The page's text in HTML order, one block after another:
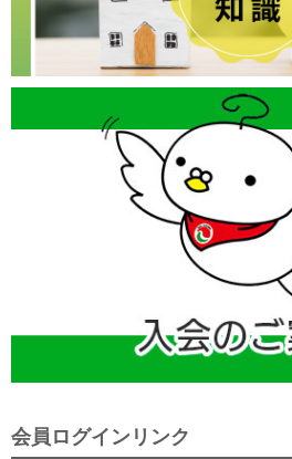
会員ログインリンク